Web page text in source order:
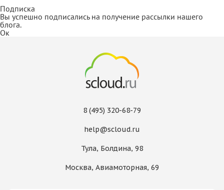
Подписка
Вы успешно подписались на получение рассылки нашего
блога.
Ок
8 (495) 320-68-79
help@scloud.ru
Тула, Болдина, 98
Москва, Авиамоторная, 69